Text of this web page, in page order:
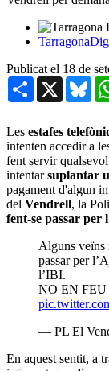
Publicat el 18 de
Share X
Les estafes
intenten accedir a
fent servir
intentarsuplantar
pagament d'algun
del Vendrell, la
fent-se passar
Alguns veïns
passar per
l’IBI.
NO EN
— PL El
En aquest sentit, a